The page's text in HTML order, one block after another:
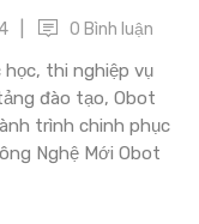
0 Bình luận
thi nghiệp vụ
đào tạo, Obot
trình chinh phục
Nghệ Mới Obot